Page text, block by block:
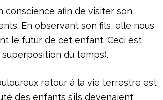
conscience afin de visiter son
En observant son fils, elle nous
le futur de cet enfant. Ceci est
du temps).
retour à la vie terrestre est
des enfants s’ils devenaient